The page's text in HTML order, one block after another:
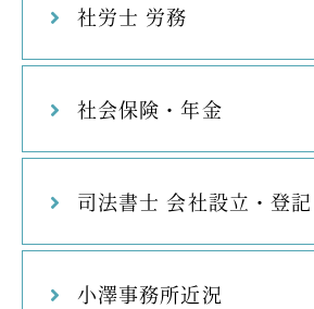
社労士 労務
社会保険・年金
司法書士 会社設立・登記
小澤事務所近況